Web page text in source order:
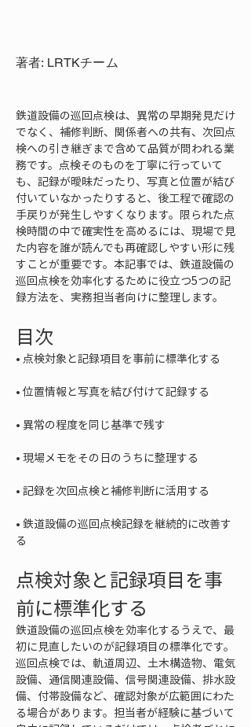
著者: LRTKチーム
鉄道設備の巡回点検は、異常の早期発見だけ
でなく、補修判断、関係者への共有、次回点
検への引き継ぎまで含めて品質が問われる業
務です。点検そのものを丁寧に行っていて
も、記録が曖昧だったり、写真と位置が結び
付いていなかったりすると、後工程で確認の
手戻りが発生しやすくなります。限られた点
検時間の中で確実性を高めるには、現場で見
た内容を誰が読んでも再確認しやすい形に残
すことが重要です。本記事では、鉄道設備の
巡回点検を効率化するために役立つ5つの記
録方法を、実務担当者向けに整理します。
目次
•
•
•
•
•
• 鉄道設備の巡回点検記録を継続的に改善す
る
点検対象と記録項目を事
前に標準化する
鉄道設備の巡回点検を効率化するうえで、最
初に見直したいのが記録項目の標準化です。
巡回点検では、軌道周辺、土木構造物、電気
設備、通信関連設備、信号関連設備、排水設
備、付帯設備など、確認対象が広範囲にわた
る場合があります。担当者が経験に基づいて